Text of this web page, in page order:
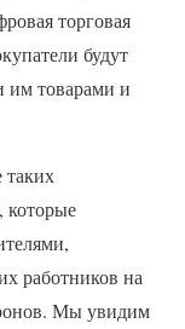
торговая
будут
им товарами и
таких
которые
работников на
Мы увидим